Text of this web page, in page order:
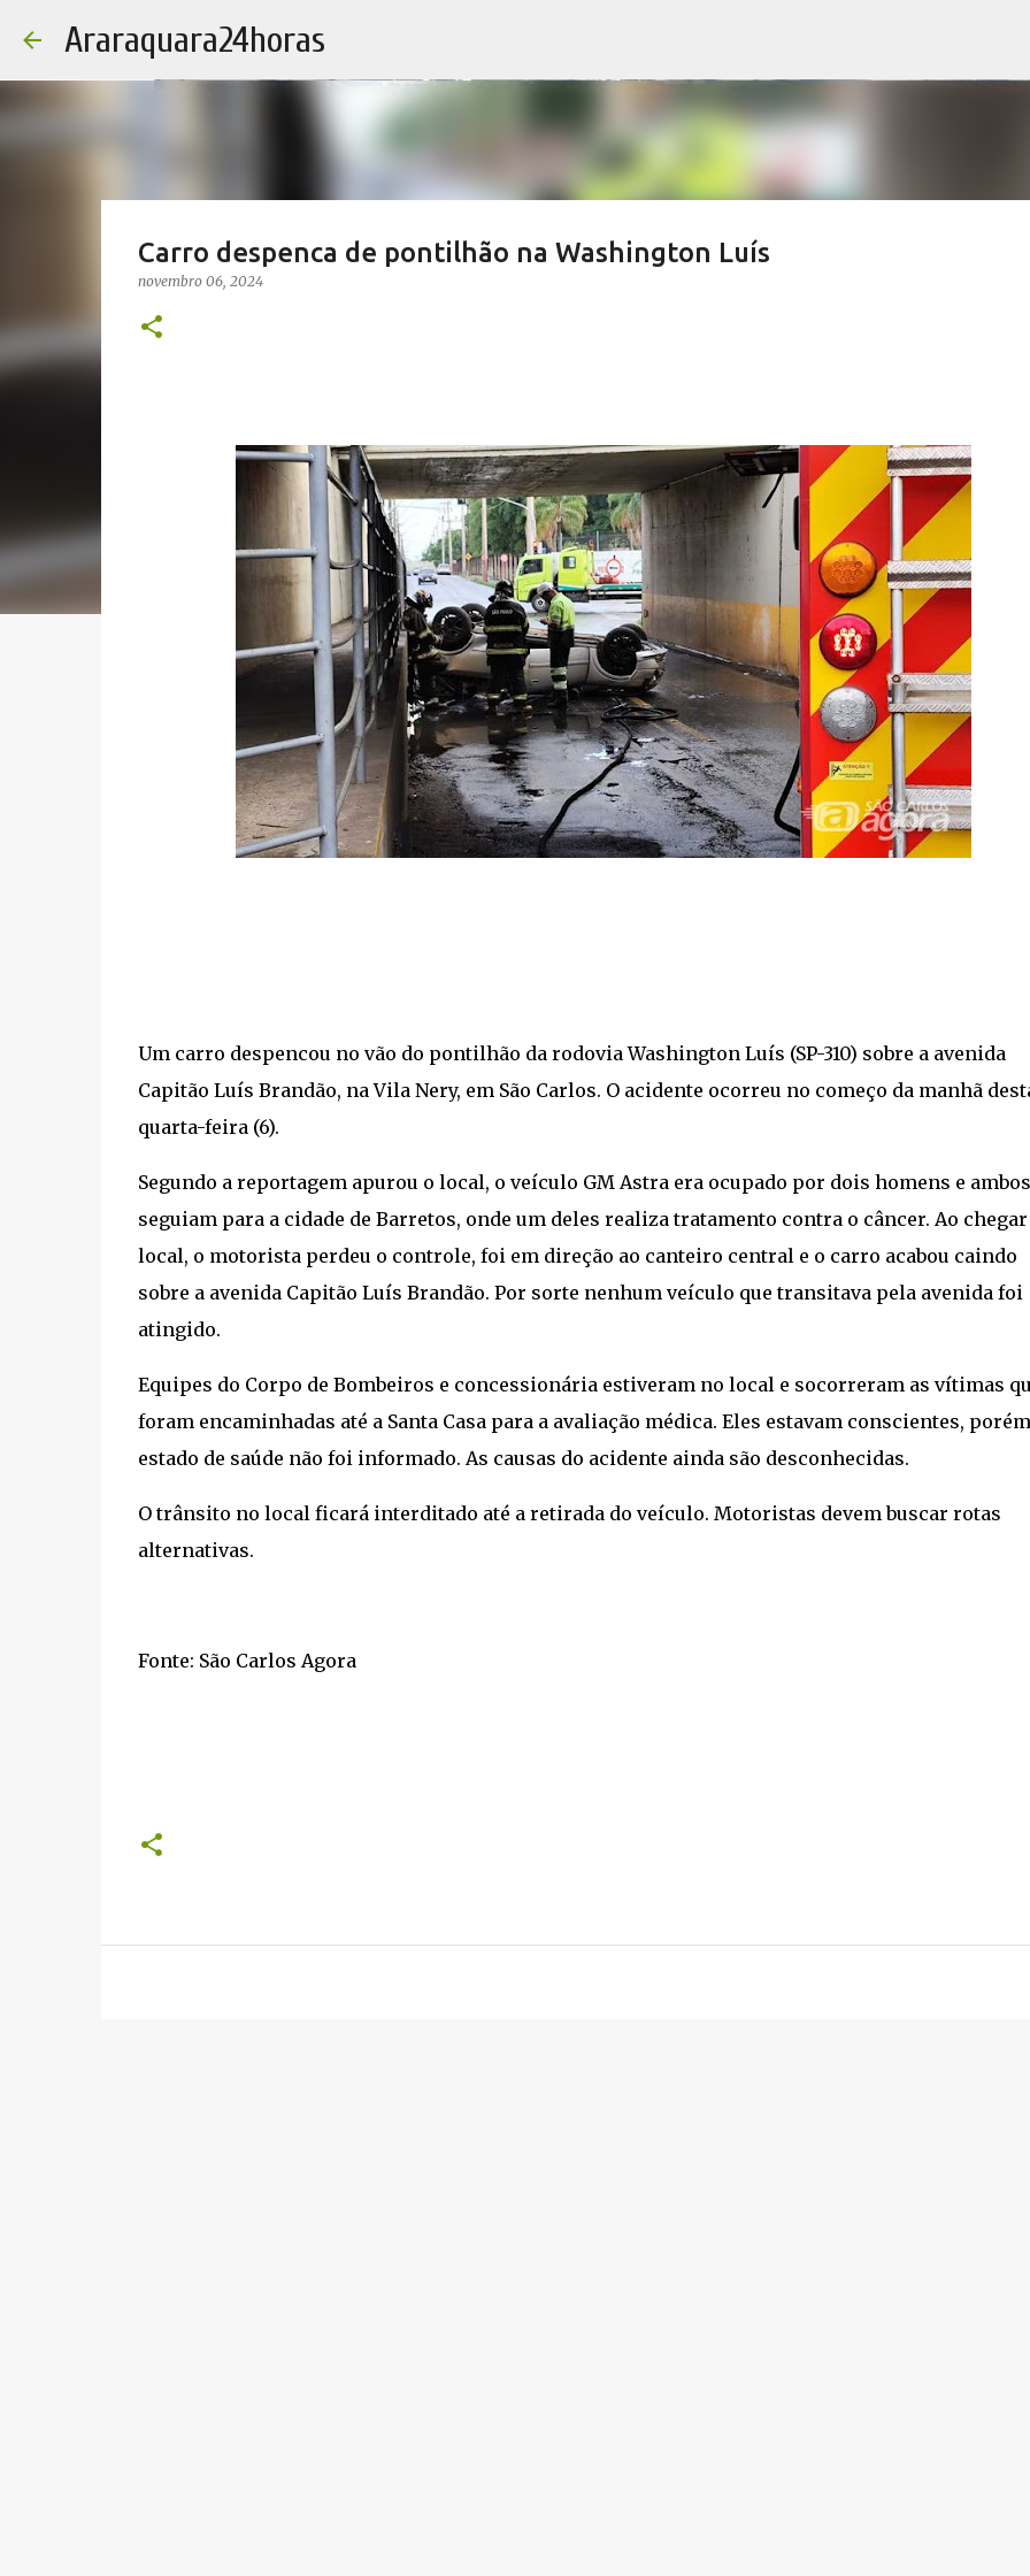
Araraquara24horas
Carro despenca de pontilhão na Washington Luís
novembro 06, 2024
Um carro despencou no vão do pontilhão da rodovia Washington Luís (SP-310) sobre a avenida
Capitão Luís Brandão, na Vila Nery, em São Carlos. O acidente ocorreu no começo da manhã
quarta-feira (6).
Segundo a reportagem apurou o local, o veículo GM Astra era ocupado por dois homens e ambos
seguiam para a cidade de Barretos, onde um deles realiza tratamento contra o câncer. Ao
local, o motorista perdeu o controle, foi em direção ao canteiro central e o carro acabou caindo
sobre a avenida Capitão Luís Brandão. Por sorte nenhum veículo que transitava pela avenida foi
atingido.
Equipes do Corpo de Bombeiros e concessionária estiveram no local e socorreram as vítimas
foram encaminhadas até a Santa Casa para a avaliação médica. Eles estavam conscientes,
estado de saúde não foi informado. As causas do acidente ainda são desconhecidas.
O trânsito no local ficará interditado até a retirada do veículo. Motoristas devem buscar rotas
alternativas.
Fonte: São Carlos Agora